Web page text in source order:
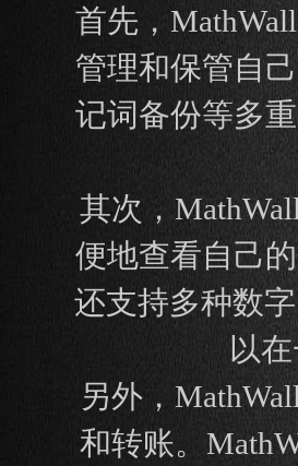
首先，
管理和保管自
记词备份等多
其次，
便地查看自己
还支持多种数
以
另外，
和转账。